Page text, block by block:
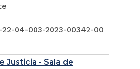
22-04-003-2023-00342-00
Justicia - Sala de